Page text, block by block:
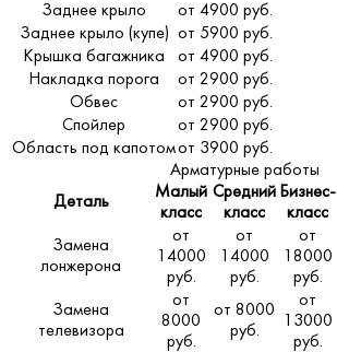
Заднее крыло
от 4900 руб.
Заднее крыло (купе) от 5900 руб.
Крышка багажника
от 4900 руб.
Накладка порога
от 2900 руб.
Обвес
от 2900 руб.
Спойлер
от 2900 руб.
Область под капотомот 3900 руб.
Арматурные работы
Деталь
Малый
класс
Средний
класс
Бизнес-
класс
Замена
лонжерона
от
14000
руб.
от
14000
руб.
от
18000
руб.
Замена
телевизора
от
8000
руб.
от 8000
руб.
от
13000
руб.